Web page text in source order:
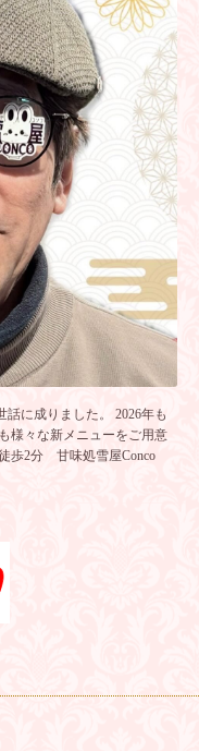
に成りました。 2026年も
様々な新メニューをご用意
歩2分 甘味処雪屋Conco